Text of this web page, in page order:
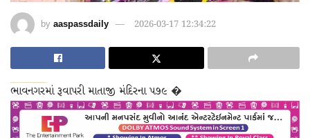
by aaspassdaily 2026-03-17 12:34:22
ભાવનગરમાં રૂવાપરી માતાજી મંદિરના ૫૭૯ �